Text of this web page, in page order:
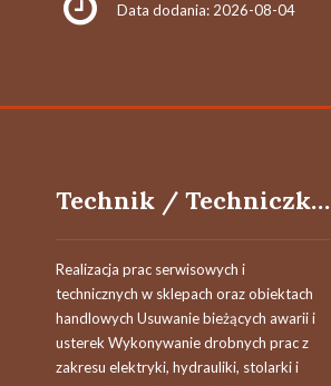
Data dodania: 2026-08-04
Technik / Techniczka Serwisu Mobilnego
Realizacja prac serwisowych i
technicznych w sklepach oraz obiektach
handlowych Usuwanie bieżących awarii i
usterek Wykonywanie drobnych prac z
zakresu elektryki, hydrauliki, stolarki i